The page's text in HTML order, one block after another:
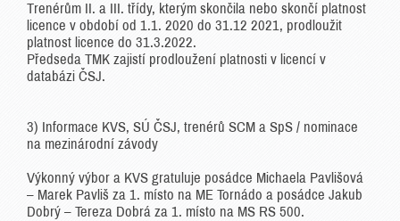
Trenérům II. a III. třídy, kterým skončila nebo skončí platnost
licence v období od 1.1. 2020 do 31.12 2021, prodloužit
platnost licence do 31.3.2022.
Předseda TMK zajistí prodloužení platnosti v licencí v
databázi ČSJ.
3) Informace KVS, SÚ ČSJ, trenérů SCM a SpS / nominace
na mezinárodní závody
Výkonný výbor a KVS gratuluje posádce Michaela Pavlišová
– Marek Pavliš za 1. místo na ME Tornádo a posádce Jakub
Dobrý – Tereza Dobrá za 1. místo na MS RS 500.